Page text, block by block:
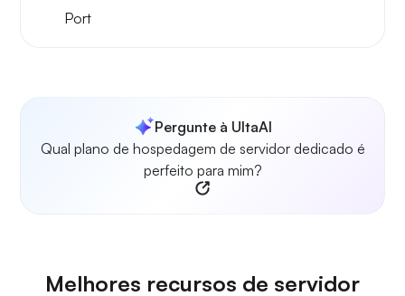
Port
Pergunte à UltaAI
Qual plano de hospedagem de servidor dedicado é
perfeito para mim?
Melhores recursos de servidor